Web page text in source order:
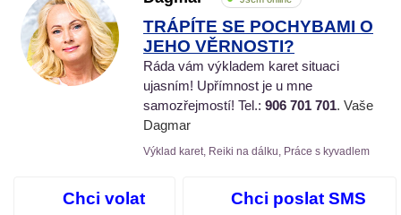
TRÁPÍTE SE POCHYBAMI O
JEHO VĚRNOSTI?
Ráda vám výkladem karet situaci
ujasním! Upřímnost je u mne
samozřejmostí! Tel.: 906 701 701. Vaše
Dagmar
Výklad karet, Reiki na dálku, Práce s kyvadlem
Chci volat Chci poslat SMS